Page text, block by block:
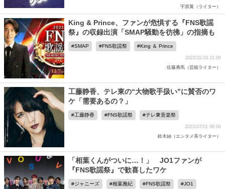
宇原翼（ライター）
King & Prince、ファンが危惧する『FNS歌謡
祭』の収録出演「SMAP騒動を彷彿」の指摘も
SMAP FNS歌謡祭 King ＆ Prince
2022/11/16 21:00
佐藤勇馬（芸能ライター）
工藤静香、テレ東の“大物歌手扱い”に賛否のワ
ケ「需要あるの？」
工藤静香 FNS歌謡祭 テレ東音楽祭
2022/07/01 06:00
鈴木紬（エンタメ系ライター）
「相葉くんがついに…！」 JO1ファンが
『FNS歌謡祭』で歓喜したワケ
ジャニーズ 相葉雅紀 FNS歌謡祭 JO1